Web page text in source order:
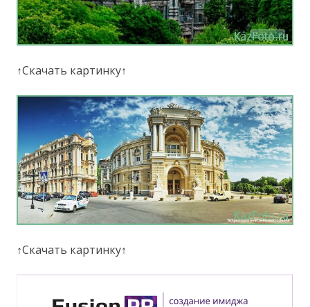
↑Скачать картинку↑
↑Скачать картинку↑